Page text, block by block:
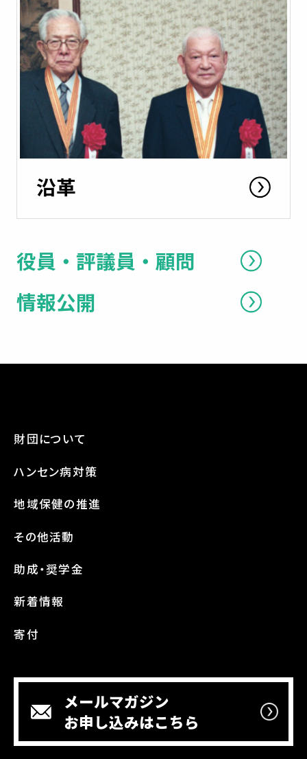
沿革
役員・評議員・顧問
情報公開
財団について
ハンセン病対策
地域保健の推進
その他活動
助成・奨学金
新着情報
寄付
メールマガジン
お申し込みはこちら